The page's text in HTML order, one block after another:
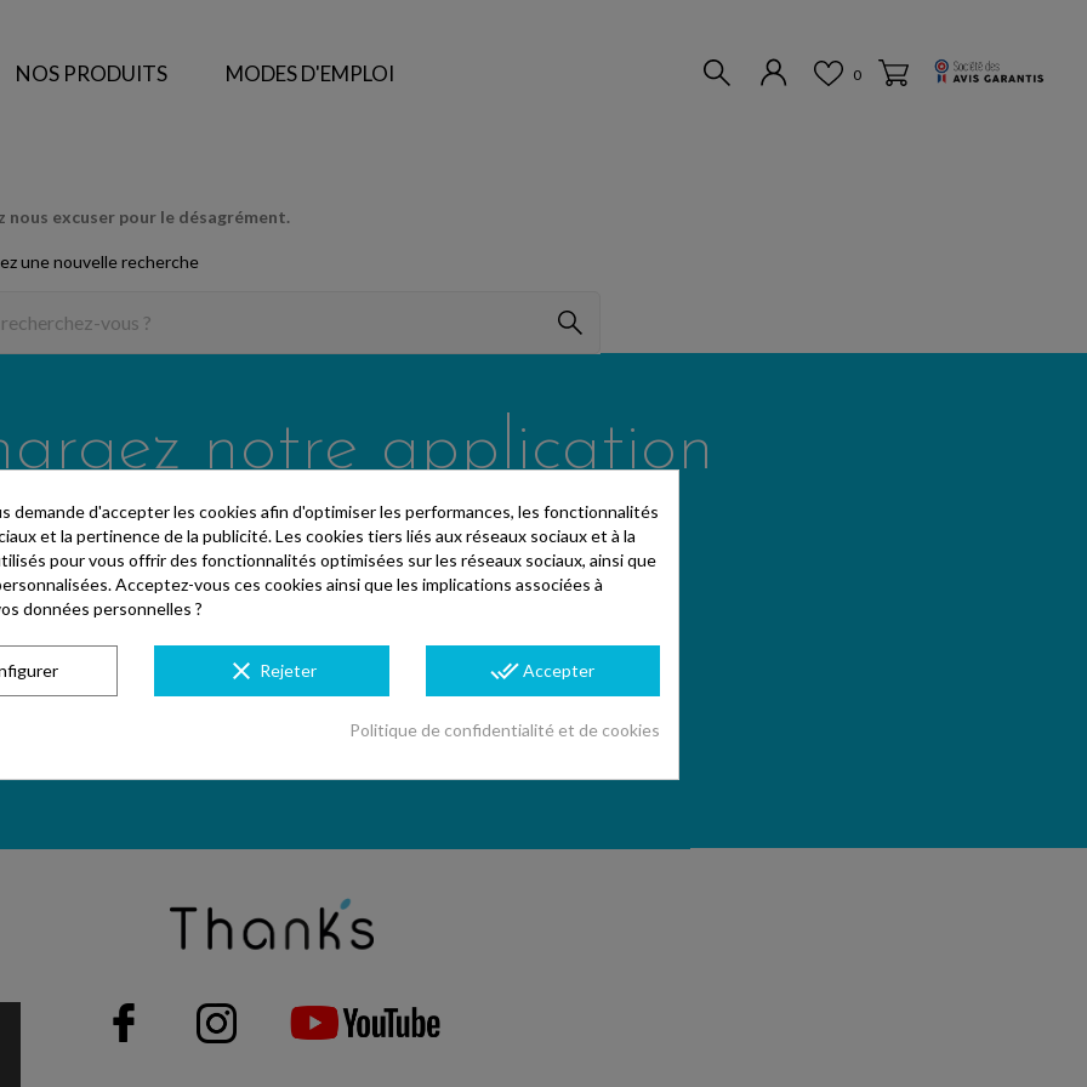
NOS PRODUITS MODES D'EMPLOI 0
nous excuser pour le désagrément.
une nouvelle recherche
notre application
demande d'accepter les cookies afin d'optimiser les performances, les fonctionnalités
et la pertinence de la publicité. Les cookies tiers liés aux réseaux sociaux et à la
pour vous offrir des fonctionnalités optimisées sur les réseaux sociaux, ainsi que
Acceptez-vous ces cookies ainsi que les implications associées à
données personnelles ?
clear Rejeter done_allAccepter
Politique de confidentialité et de cookies